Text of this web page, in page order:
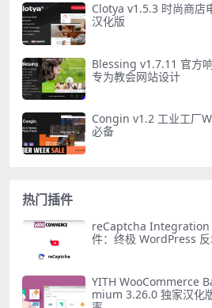
Clotya v1.5.3 时尚商店
汉化版
Blessing v1.7.11 官方
专为教会网站设计
Congin v1.2 工业工厂
必备
热门插件
reCaptcha Integration
件：终极 WordPress
YITH WooCommerce
mium 3.26.0 独家汉化